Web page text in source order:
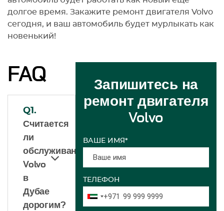
долгое время. Закажите ремонт двигателя Volvo
сегодня, и ваш автомобиль будет мурлыкать как
новенький!
FAQ
Q1.
Считается
ли
обслуживание
Volvo
в
Дубае
дорогим?
Запишитесь на
ремонт двигателя
Volvo
ВАШЕ ИМЯ*
ТЕЛЕФОН
+971